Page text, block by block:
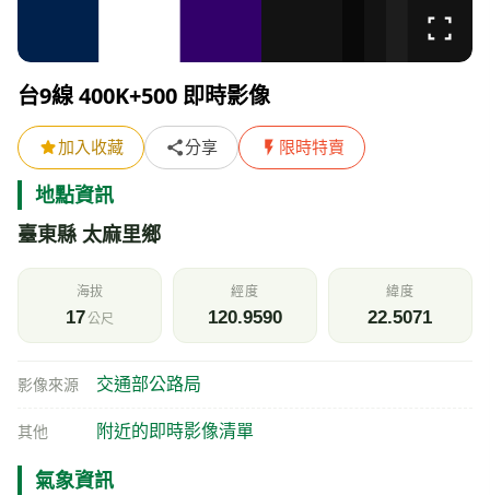
台9線 400K+500 即時影像
加入收藏 分享 限時特賣
地點資訊
臺東縣 太麻里鄉
海拔
17公尺
經度
120.9590
緯度
22.5071
影像來源 交通部公路局
其他 附近的即時影像清單
氣象資訊